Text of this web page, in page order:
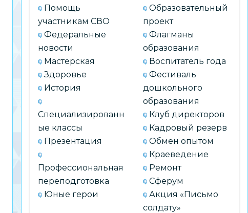
Помощь
участникам СВО
Федеральные
новости
Мастерская
Здоровье
История
Специализированн
ые классы
Презентация
Профессиональная
переподготовка
Юные герои
Образовательный
проект
Флагманы
образования
Воспитатель года
Фестиваль
дошкольного
образования
Клуб директоров
Кадровый резерв
Обмен опытом
Краеведение
Ремонт
Сферум
Акция «Письмо
солдату»